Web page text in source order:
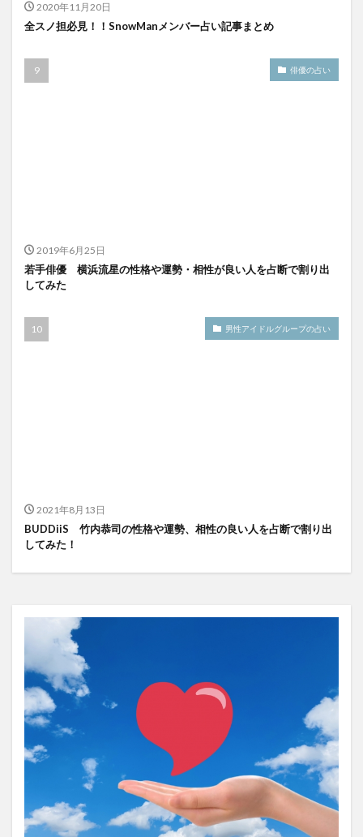
2020年11月20日
全スノ担必見！！SnowManメンバー占い記事まとめ
俳優の占い
2019年6月25日
若手俳優 横浜流星の性格や運勢・相性が良い人を占断で割り出
してみた
男性アイドルグループの占い
2021年8月13日
BUDDiiS 竹内恭司の性格や運勢、相性の良い人を占断で割り出
してみた！